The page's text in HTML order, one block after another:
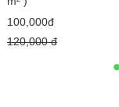
100,000đ
120,000 đ